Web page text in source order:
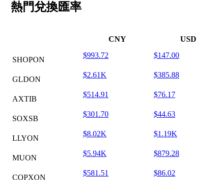
熱門兌換匯率
CNY USD
SHOPON
$993.72 $147.00
GLDON
$2.61K $385.88
AXTIB
$514.91 $76.17
SOXSB
$301.70 $44.63
LLYON
$8.02K $1.19K
MUON
$5.94K $879.28
COPXON
$581.51 $86.02